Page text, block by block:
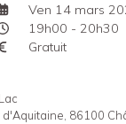
Ven 14 mars
19h00 - 20h30
Gratuit
d'Aquitaine, 86100